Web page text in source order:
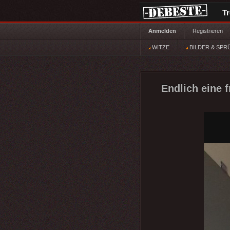
Anmelden Registrieren
WITZE BILDER &
Endlich eine